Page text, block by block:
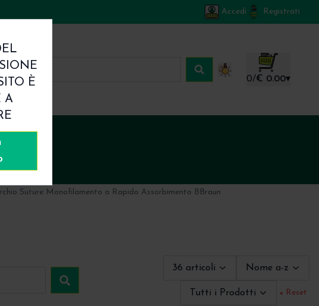
Accedi Registrati
Carrello
0/€ 0.00▾
Suture Monofilamento a Rapido Assorbimento BBraun
Cerca
36 articoli Nome a-z
Tutti i Prodotti × Reset
È
A